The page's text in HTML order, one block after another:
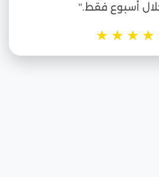
أسبوع فقط."
★
★
★
★